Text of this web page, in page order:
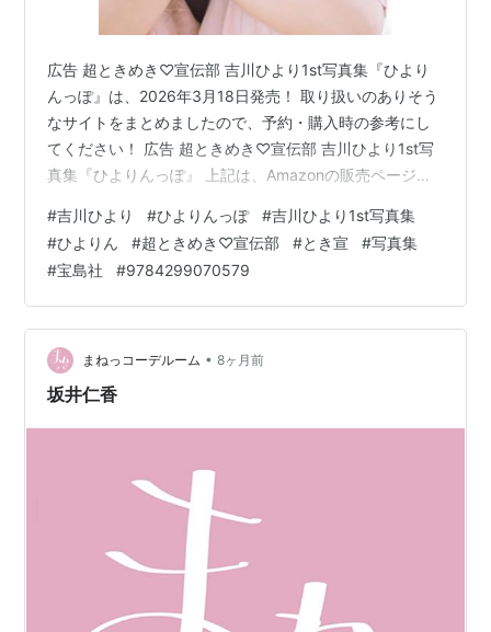
広告 超ときめき♡宣伝部 吉川ひより1st写真集『ひより
んっぽ』は、2026年3月18日発売！ 取り扱いのありそう
なサイトをまとめましたので、予約・購入時の参考にし
てください！ 広告 超ときめき♡宣伝部 吉川ひより1st写
真集『ひよりんっぽ』 上記は、Amazonの販売ページの
月18日 出版社 ：宝島社 商品コード：9784299070579
発売記念イベント（2/3 18時～受付開始） 3月20日(金)
東京：HMV&BOOKS SHIBUYA 4月5日(日) 大阪：紀伊國
屋書店グランフロント大阪店 Amazon（サイン入りチ
ェ…
#吉川ひより #ひよりんっぽ #吉川ひより1st写真集
#ひよりん #超ときめき♡宣伝部 #とき宣 #写真集
#宝島社 #9784299070579
まねっコーデルーム • 8ヶ月前
坂井仁香